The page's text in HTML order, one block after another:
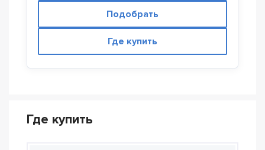
Подобрать
Где купить
Где купить